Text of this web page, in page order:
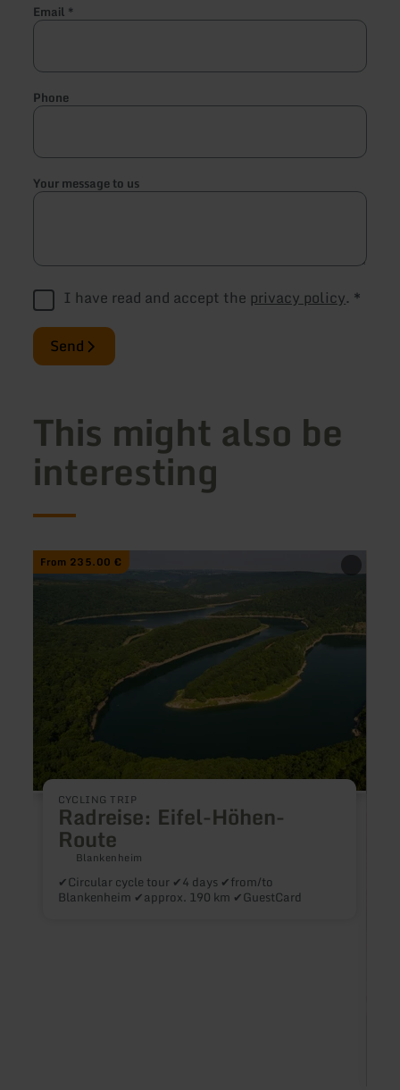
Email *
Phone
Your message to us
I have read and accept the privacy policy. *
Send
This might also be
interesting
From 235.00 €
CYCLING TRIP
Radreise: Eifel-Höhen-
Route
Blankenheim
✔Circular cycle tour ✔4 days ✔from/to
Blankenheim ✔approx. 190 km ✔GuestCard
learn
more
about:
Höhen-